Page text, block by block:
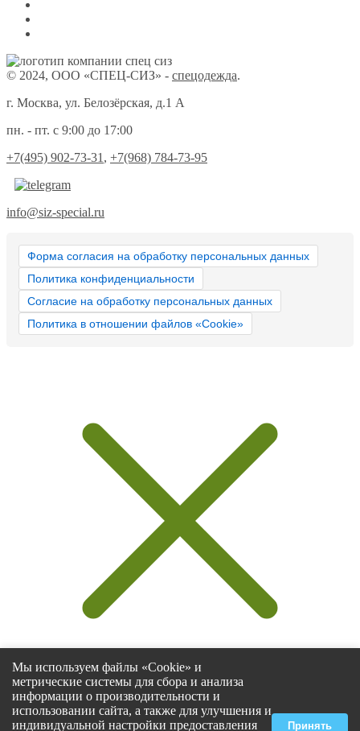
© 2024, ООО «СПЕЦ-СИЗ» - спецодежда.
г. Москва, ул. Белозёрская, д.1 А
пн. - пт. с 9:00 до 17:00
+7(495) 902-73-31 , +7(968) 784-73-95
info@siz-special.ru
Форма согласия на обработку персональных данных
Политика конфиденциальности
Согласие на обработку персональных данных
Политика в отношении файлов «Cookie»
Мы используем файлы «Cookie» и
метрические системы для сбора и анализа
информации о производительности и
использовании сайта, а также для улучшения и
индивидуальной настройки предоставления
Принять
Select at least 2 products